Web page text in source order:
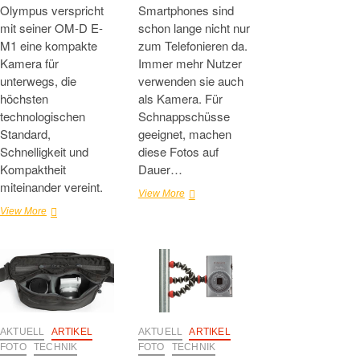
Olympus verspricht
mit seiner OM-D E-
M1 eine kompakte
Kamera für
unterwegs, die
höchsten
technologischen
Standard,
Schnelligkeit und
Kompaktheit
miteinander vereint.
View MoreOlympus
E-
M1
–
Beste
Bildqualität
schnell
und
Smartphones sind
schon lange nicht nur
zum Telefonieren da.
Immer mehr Nutzer
verwenden sie auch
als Kamera. Für
Schnappschüsse
geeignet, machen
diese Fotos auf
Dauer…
View MoreNokia
Maßstäbe
in
der
AKTUELL
ARTIKEL
FOTO
TECHNIK
AKTUELL
ARTIKEL
FOTO
TECHNIK